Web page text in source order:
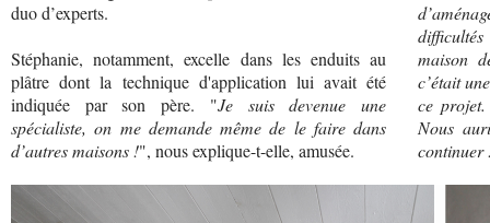
duo d’experts.
Stéphanie, notamment, excelle dans les enduits au
plâtre dont la technique d'application lui avait été
indiquée par son père. "Je suis devenue une
spécialiste, on me demande même de le faire dans
d’autres maisons !", nous explique-t-elle, amusée.
maison
c’était
ce
Nous
continuer